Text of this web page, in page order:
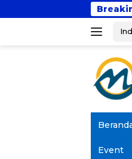
ke
Darul Hijrah Deli
Event